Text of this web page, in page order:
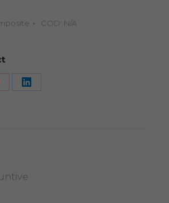
COD: N/A
Share